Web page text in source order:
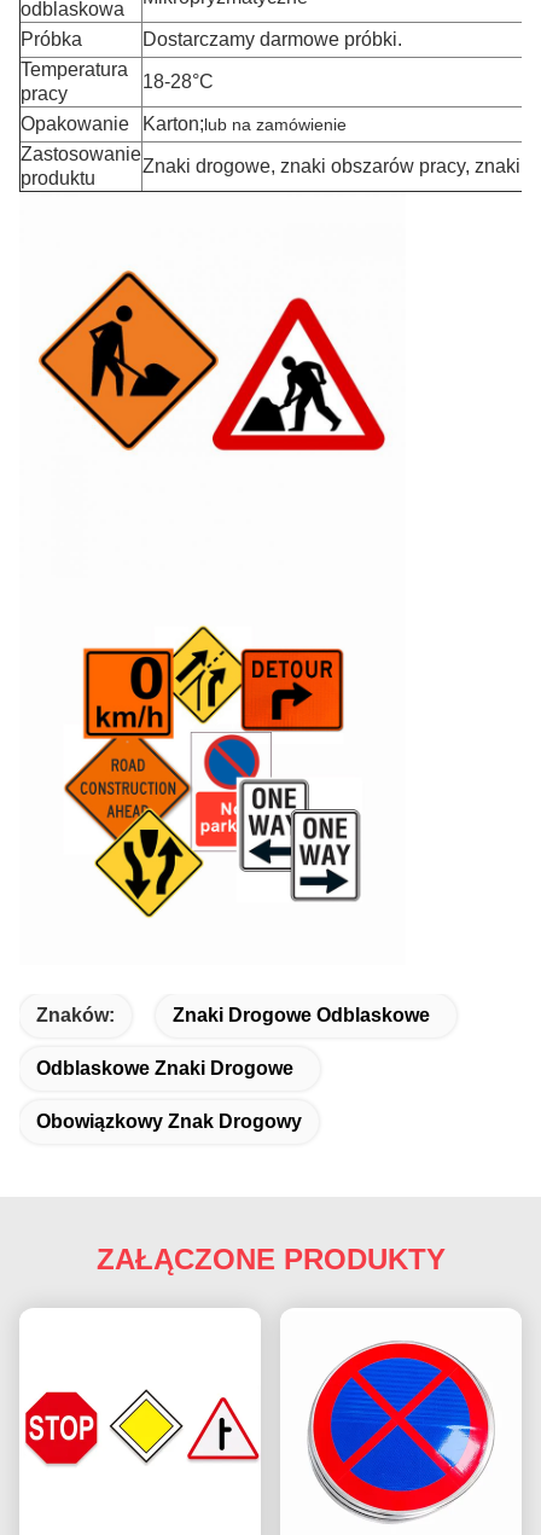
odblaskowa
Próbka
Dostarczamy darmowe próbki.
Temperatura
pracy
18-28°C
Opakowanie Karton;lub na zamówienie
Zastosowanie
produktu
Znaki drogowe, znaki obszarów pracy, znaki
Znaków: Znaki Drogowe Odblaskowe
Odblaskowe Znaki Drogowe
Obowiązkowy Znak Drogowy
ZAŁĄCZONE PRODUKTY